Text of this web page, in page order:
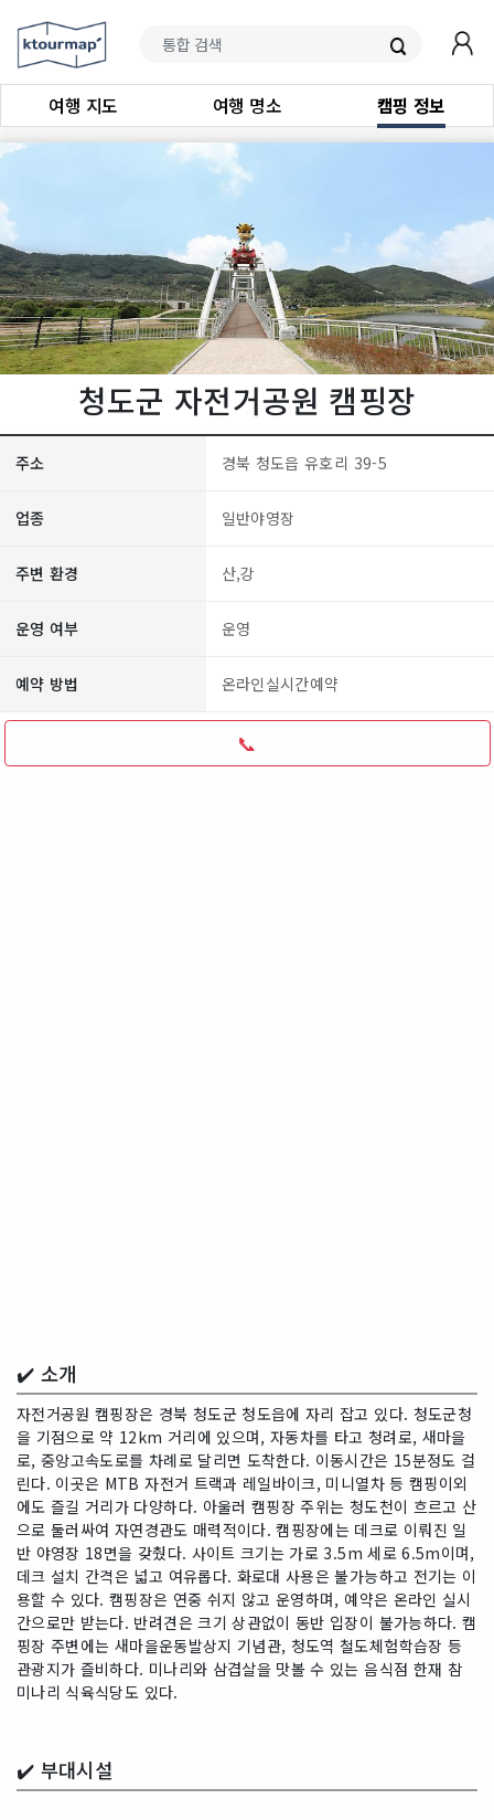
여행 지도 여행 명소 캠핑 정보
청도군 자전거공원 캠핑장
주소 경북 청도읍 유호리 39-5
업종 일반야영장
주변 환경 산,강
운영 여부 운영
예약 방법 온라인실시간예약
📞
✔️ 소개
자전거공원 캠핑장은 경북 청도군 청도읍에 자리 잡고 있다. 청도군청
을 기점으로 약 12km 거리에 있으며, 자동차를 타고 청려로, 새마을
로, 중앙고속도로를 차례로 달리면 도착한다. 이동시간은 15분정도 걸
린다. 이곳은 MTB 자전거 트랙과 레일바이크, 미니열차 등 캠핑이외
에도 즐길 거리가 다양하다. 아울러 캠핑장 주위는 청도천이 흐르고 산
으로 둘러싸여 자연경관도 매력적이다. 캠핑장에는 데크로 이뤄진 일
반 야영장 18면을 갖췄다. 사이트 크기는 가로 3.5m 세로 6.5m이며,
데크 설치 간격은 넓고 여유롭다. 화로대 사용은 불가능하고 전기는 이
용할 수 있다. 캠핑장은 연중 쉬지 않고 운영하며, 예약은 온라인 실시
간으로만 받는다. 반려견은 크기 상관없이 동반 입장이 불가능하다. 캠
핑장 주변에는 새마을운동발상지 기념관, 청도역 철도체험학습장 등
관광지가 즐비하다. 미나리와 삼겹살을 맛볼 수 있는 음식점 한재 참
미나리 식육식당도 있다.
✔️ 부대시설